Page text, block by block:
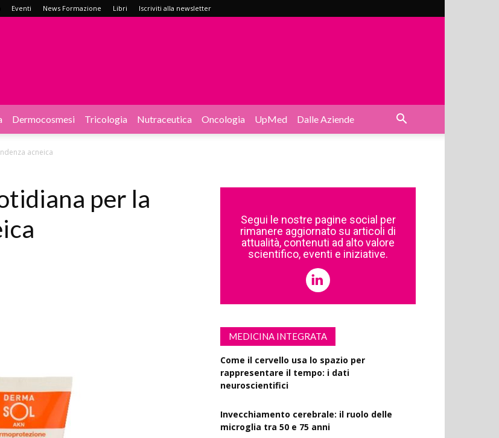
Eventi News Formazione Libri Iscriviti alla newsletter
Dermocosmesi Tricologia Nutraceutica Oncologia UpMed Dalle Aziende
acneica
per la
Segui le nostre pagine social per
rimanere aggiornato su articoli di
attualità, contenuti ad alto valore
scientifico, eventi e iniziative.
MEDICINA INTEGRATA
Come il cervello usa lo spazio per
rappresentare il tempo: i dati
neuroscientifici
Invecchiamento cerebrale: il ruolo delle
microglia tra 50 e 75 anni